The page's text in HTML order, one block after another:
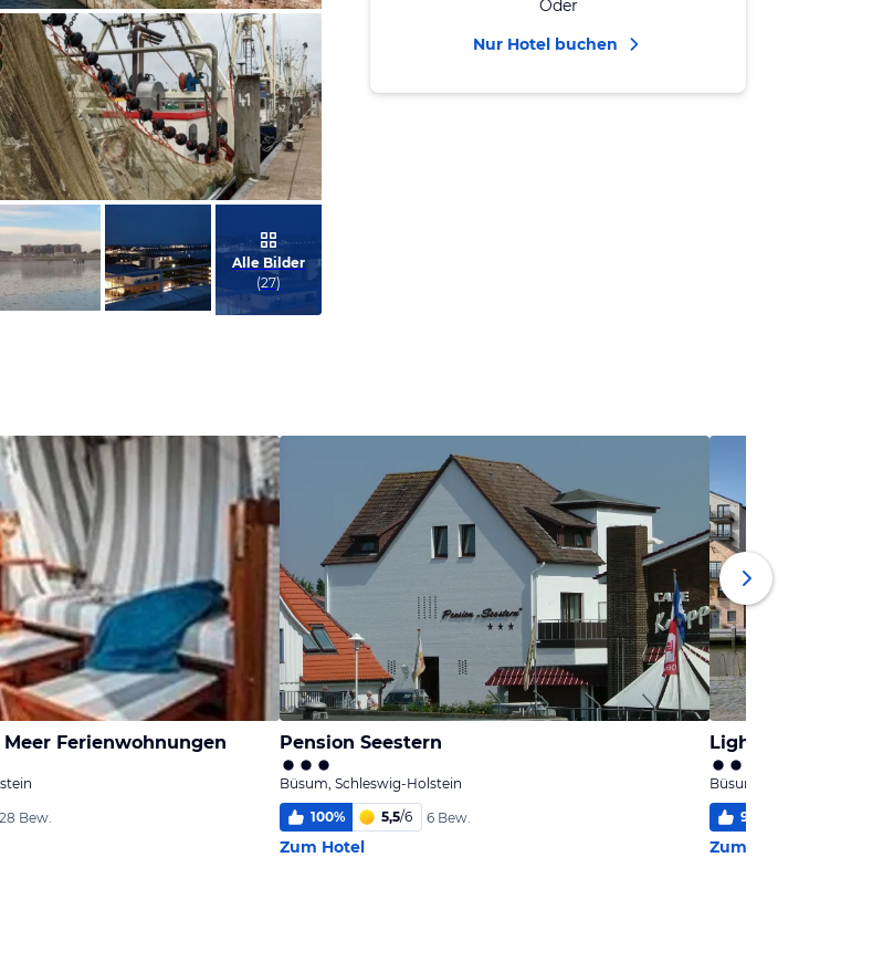
Bild melden
von Christel & Rainer
Bild melden
von Christel & Rainer
Alle Bilder
(27)
Oder
Nur Hotel buchen
Ferienwohnungen
28 Bew.
Pension Seestern
Büsum, Schleswig-Holstein
100% 5,5/6 6 Bew.
Zum Hotel
Lighthouse Hotel
Büsum, Schleswig-
97
Zum Hotel